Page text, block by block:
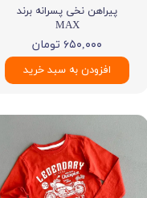
پیراهن نخی پسرانه برند
MAX
۶۵۰,۰۰۰ تومان
افزودن به سبد خرید